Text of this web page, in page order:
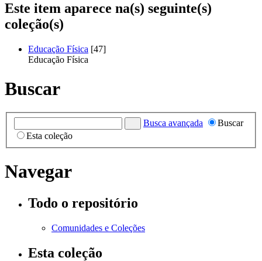
Este item aparece na(s) seguinte(s)
coleção(s)
Educação Física [47]
Educação Física
Buscar
Busca avançada
Buscar
Esta coleção
Navegar
Todo o repositório
Comunidades e Coleções
Esta coleção